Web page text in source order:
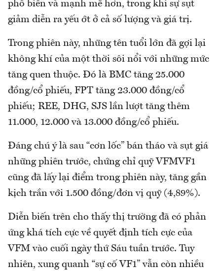
phổ biến và mạnh mẽ hơn, trong khi sự sụt
giảm diễn ra yếu ớt ở cả số lượng và giá trị.
Trong phiên này, những tên tuổi lớn đã gợi lại
không khí của một thời sôi nổi với những mức
tăng quen thuộc. Đó là BMC tăng 25.000
đồng/cổ phiếu, FPT tăng 23.000 đồng/cổ
phiếu; REE, DHG, SJS lần lượt tăng thêm
11.000, 12.000 và 13.000 đồng/cổ phiếu.
Đáng chú ý là sau “cơn lốc” bán tháo và sụt giá
những phiên trước, chứng chỉ quỹ VFMVF1
cũng đã lấy lại điểm trong phiên này, tăng gần
kịch trần với 1.500 đồng/đơn vị quỹ (4,89%).
Diễn biến trên cho thấy thị trường đã có phản
ứng khá tích cực về quyết định tích cực của
VFM vào cuối ngày thứ Sáu tuần trước. Tuy
nhiên, xung quanh “sự cố VF1” vẫn còn nhiều